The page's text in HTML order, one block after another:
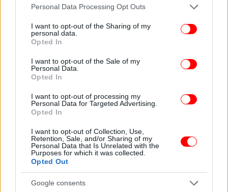
Please note that this website/app uses one or more Google
not limited to your visit or usage behaviour. You may click to
grant or deny consent to Google and its third-party tags to
use your data for below specified purposes in below Google
consent section.
Personal Data Processing Opt Outs
I want to opt-out of the Sharing of my
personal data.
Opted In
I want to opt-out of the Sale of my
Personal Data.
Opted In
I want to opt-out of processing my
Personal Data for Targeted Advertising.
Opted In
I want to opt-out of Collection, Use,
Retention, Sale, and/or Sharing of my
Personal Data that Is Unrelated with the
Purposes for which it was collected.
Opted Out
Google consents
Ωστόσο, σε όλη τη διάρκεια του αγωνίσματος
περίπου, η Μαριαλένα Ρουμελιώτη ξέσπαγε τα
νεύρα της στον Σάκη.
Με μόλις μια ήττα στον πρώτο αγώνα κατάταξης, ο
Σάκης Κατσούλης εξασφάλισε μια σίγουρη θέση
στον ημιτελικό του Γαλατσίου ενώ μοιράστηκλε το
έπαθλο με την αγαπημένη του Μαριαλένα.